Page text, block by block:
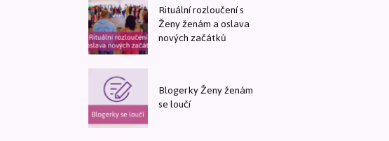
Rituální rozloučení s
Ženy ženám a oslava
nových začátků
Blogerky Ženy ženám
se loučí